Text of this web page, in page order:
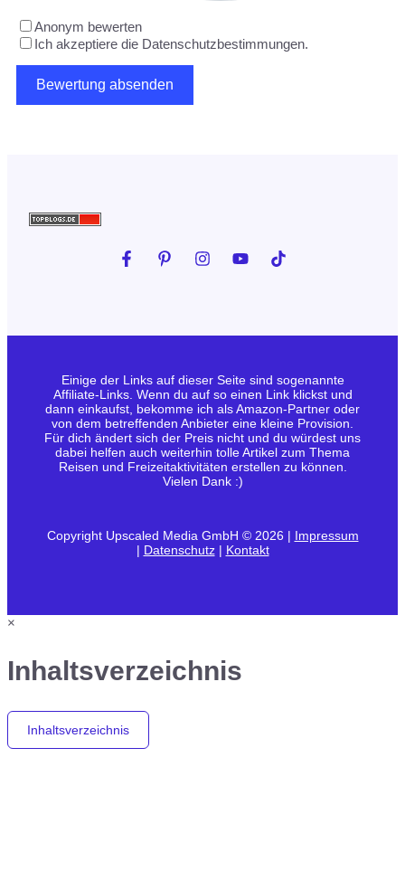
Anonym bewerten
Ich akzeptiere die Datenschutzbestimmungen.
Einige der Links auf dieser Seite sind sogenannte
Affiliate-Links. Wenn du auf so einen Link klickst und
dann einkaufst, bekomme ich als Amazon-Partner oder
von dem betreffenden Anbieter eine kleine Provision.
Für dich ändert sich der Preis nicht und du würdest uns
dabei helfen auch weiterhin tolle Artikel zum Thema
Reisen und Freizeitaktivitäten erstellen zu können.
Vielen Dank :)
Copyright Upscaled Media GmbH © 2026 | Impressum
| Datenschutz| Kontakt
×
Inhaltsverzeichnis
Inhaltsverzeichnis